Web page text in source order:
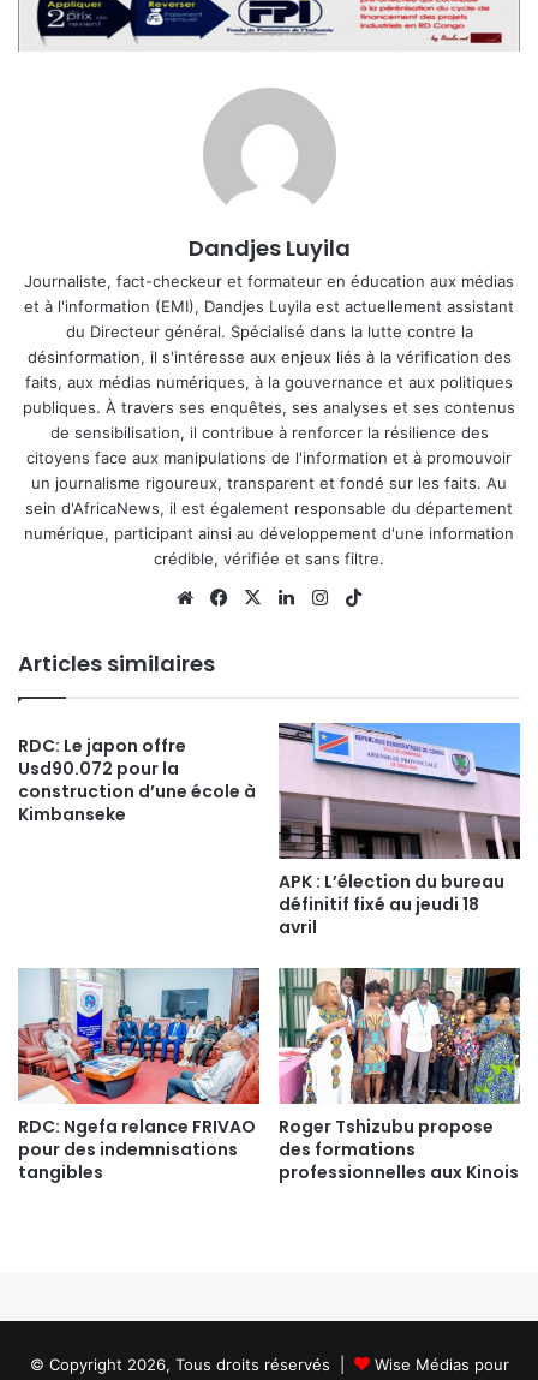
Dandjes Luyila
Journaliste, fact-checkeur et formateur en éducation aux médias
et à l'information (EMI), Dandjes Luyila est actuellement assistant
du Directeur général. Spécialisé dans la lutte contre la
désinformation, il s'intéresse aux enjeux liés à la vérification des
faits, aux médias numériques, à la gouvernance et aux politiques
publiques. À travers ses enquêtes, ses analyses et ses contenus
de sensibilisation, il contribue à renforcer la résilience des
citoyens face aux manipulations de l'information et à promouvoir
un journalisme rigoureux, transparent et fondé sur les faits. Au
sein d'AfricaNews, il est également responsable du département
numérique, participant ainsi au développement d'une information
crédible, vérifiée et sans filtre.
WebsiteFacebook
X LinkedinInstagram
Articles similaires
RDC: Le japon offre
Usd90.072 pour la
construction d’une école à
Kimbanseke
APK : L’élection du bureau
définitif fixé au jeudi 18
avril
RDC: Ngefa relance FRIVAO
pour des indemnisations
tangibles
Roger Tshizubu propose
des formations
professionnelles aux Kinois
© Copyright 2026, Tous droits réservés | Wise Médias pour